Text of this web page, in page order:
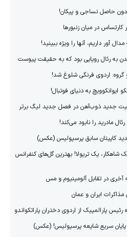
حاصل نساجی و پیکان!
در میان زنبورها
آور داریم، آنها را ویژه ببینید!
به رئال رویایی بود که به حقیقت پیوست
اردوی فرنگی شلوغ شد!
ایوانکوویچ به دنیای فوتبال!
کیت جدید ذوب‌آهن در فصل جدید لیگ برتر
مادرید را نابود می‌کند!
کاپیتان سابق پرسپولیس (عکس)
شاهکار، یک تریولا! بهترین گل‌های کنفرانس
در تقابل آلومینیوم و مس
ایران و عمان
رئیس پارالمپیک از اردوی دختران پاراتکواندو
سریع شایعه پرسپولیس! (عکس)